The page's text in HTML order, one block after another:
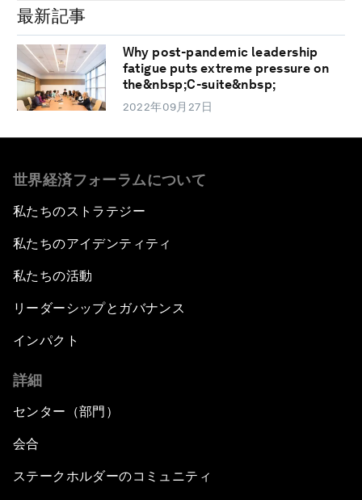
最新記事
Why post-pandemic leadership
fatigue puts extreme pressure on
the&nbsp;C-suite&nbsp;
2022年09月27日
世界経済フォーラムについて
私たちのストラテジー
私たちのアイデンティティ
私たちの活動
リーダーシップとガバナンス
インパクト
詳細
センター（部門）
会合
ステークホルダーのコミュニティ